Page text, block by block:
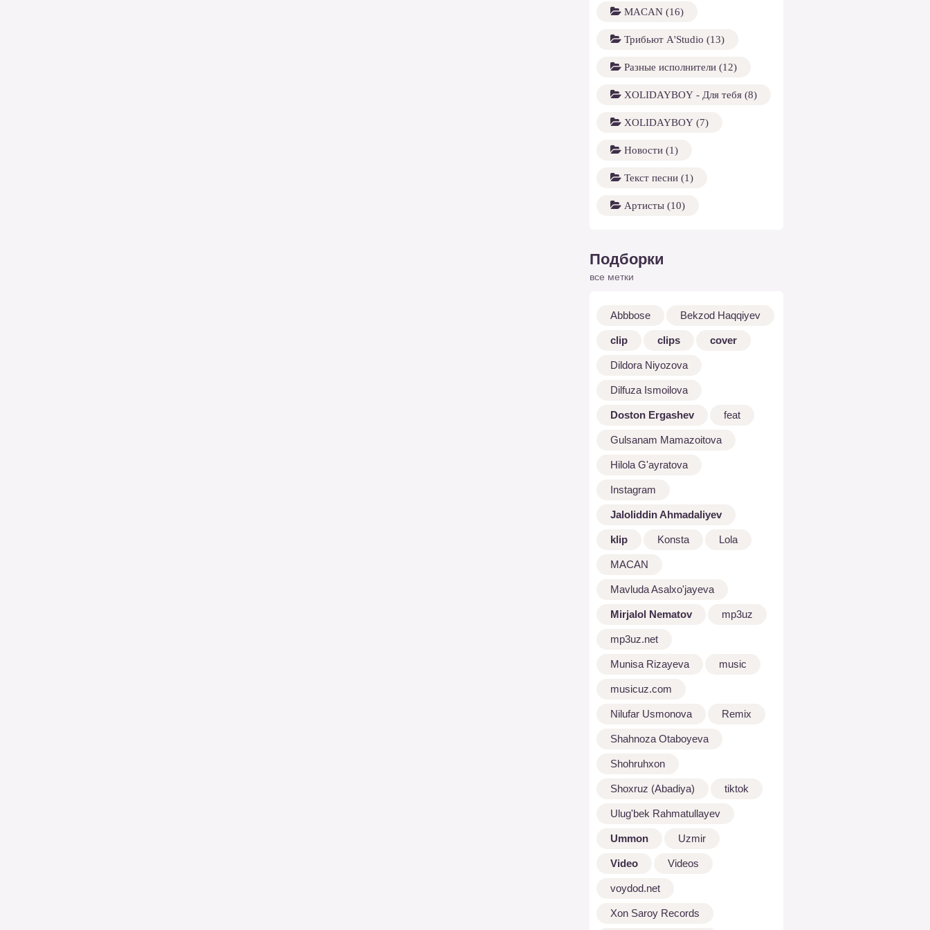
MACAN (16)
Трибьют A'Studio (13)
Разные исполнители (12)
XOLIDAYBOY - Для тебя (8)
XOLIDAYBOY (7)
Новости (1)
Текст песни (1)
Артисты (10)
Подборки
все метки
Abbbose Bekzod Haqqiyev
clip clips cover
Dildora Niyozova
Dilfuza Ismoilova
Doston Ergashev feat
Gulsanam Mamazoitova
Hilola G'ayratova
Instagram
Jaloliddin Ahmadaliyev
klip Konsta Lola
MACAN
Mavluda Asalxo'jayeva
Mirjalol Nematov mp3uz
mp3uz.net
Munisa Rizayeva music
musicuz.com
Nilufar Usmonova Remix
Shahnoza Otaboyeva
Shohruhxon
Shoxruz (Abadiya) tiktok
Ulug'bek Rahmatullayev
Ummon Uzmir
Video Videos
voydod.net
Xon Saroy Records